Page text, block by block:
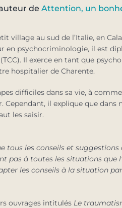
de Attention, un
village au sud de l’Italie, en
en psychocriminologie, il est
Il exerce en tant que
hospitalier de Charente.
difficiles dans sa vie, à
Cependant, il explique que dans
les saisir.
tous les conseils et
pas à toutes les situations que
les conseils à la situation
ouvrages intitulés Le